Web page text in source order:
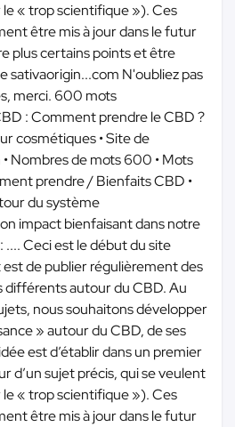
« trop scientifique »). Ces
être mis à jour dans le futur
plus certains points et être
sativaorigin...com N'oubliez pas
merci. 600 mots
: Comment prendre le CBD ?
cosmétiques • Site de
Nombres de mots 600 • Mots
prendre / Bienfaits CBD •
du système
impact bienfaisant dans notre
.... Ceci est le début du site
est de publier régulièrement des
différents autour du CBD. Au
nous souhaitons développer
» autour du CBD, de ses
est d’établir dans un premier
d’un sujet précis, qui se veulent
« trop scientifique »). Ces
être mis à jour dans le futur